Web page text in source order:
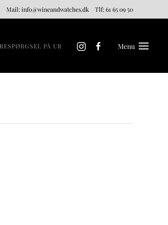
Mail:info@wineandwatches.dk Tlf:61 65 09 50
PÅ UR Menu